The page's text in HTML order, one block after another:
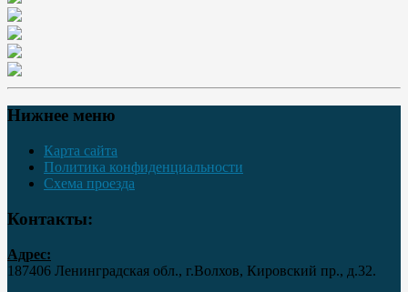
Нижнее меню
Карта сайта
Политика конфиденциальности
Схема проезда
Контакты:
Адрес:
187406 Ленинградская обл., г.Волхов, Кировский пр., д.32.